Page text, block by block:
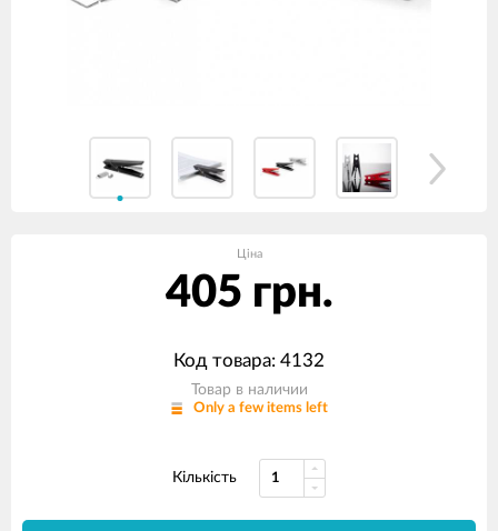
Ціна
405 грн.
Код товара: 4132
Товар в наличии
Only a few items left
Кількість